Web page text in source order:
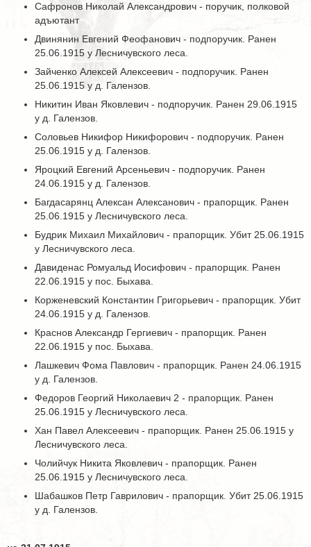
Сафронов Николай Александрович - поручик, полковой
адъютант
Двинянин Евгений Феофанович - подпоручик. Ранен
25.06.1915 у Лесничувского леса.
Зайченко Алексей Алексеевич - подпоручик. Ранен
25.06.1915 у д. Галензов.
Никитин Иван Яковлевич - подпоручик. Ранен 29.06.1915
у д. Галензов.
Соловьев Никифор Никифорович - подпоручик. Ранен
25.06.1915 у д. Галензов.
Яроцкий Евгений Арсеньевич - подпоручик. Ранен
24.06.1915 у д. Галензов.
Багдасарянц Алексан Алексанович - прапорщик. Ранен
25.06.1915 у Лесничувского леса.
Будрик Михаил Михайлович - прапорщик. Убит 25.06.1915
у Лесничувского леса.
Давиденас Ромуальд Иосифович - прапорщик. Ранен
22.06.1915 у пос. Быхава.
Корженевский Константин Григорьевич - прапорщик. Убит
24.06.1915 у д. Галензов.
Краснов Александр Гергиевич - прапорщик. Ранен
22.06.1915 у пос. Быхава.
Лашкевич Фома Павлович - прапорщик. Ранен 24.06.1915
у д. Галензов.
Федоров Георгий Николаевич 2 - прапорщик. Ранен
25.06.1915 у Лесничувского леса.
Хан Павел Алексеевич - прапорщик. Ранен 25.06.1915 у
Лесничувского леса.
Чолийчук Никита Яковлевич - прапорщик. Ранен
25.06.1915 у Лесничувского леса.
Шабашков Петр Гаврилович - прапорщик. Убит 25.06.1915
у д. Галензов.